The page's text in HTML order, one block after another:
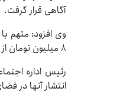
آگاهی قرار گرفت.
وی افزود: متهم
۸ میلیون تومان از متقاضیان درخواست ارسال تصویر و اطلاعات شخصی می‌کرد.
رئیس اداره
انتشار آنها در